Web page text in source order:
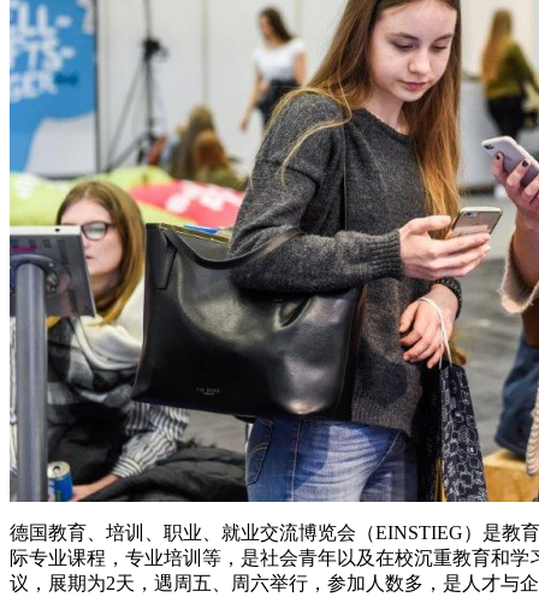
德国教育、培训、职业、就业交流博览会（EINSTIEG）是教
际专业课程，专业培训等，是社会青年以及在校沉重教育和
议，展期为2天，遇周五、周六举行，参加人数多，是人才与